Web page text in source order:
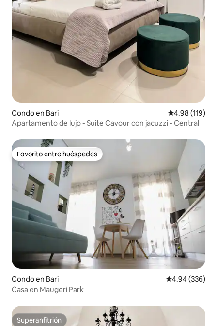
Condo en Bari Calificación
4.98 (119)
Apartamento de lujo - Suite Cavour con jacuzzi - Central
Favorito entre huéspedes
Favorito entre huéspedes
Condo en Bari Calificación
4.94 (336)
Casa en Maugeri Park
Superanfitrión